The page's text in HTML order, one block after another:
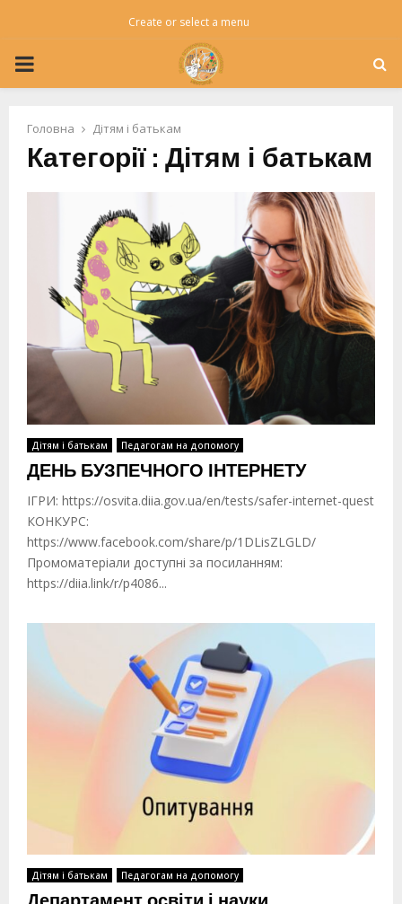
Create or select a menu
PRIMARY
Головна Дітям і батькам
Категорії : Дітям і батькам
Дітям і батькам Педагогам на допомогу
ДЕНЬ БУЗПЕЧНОГО ІНТЕРНЕТУ
ІГРИ: https://osvita.diia.gov.ua/en/tests/safer-internet-quest
КОНКУРС:
https://www.facebook.com/share/p/1DLisZLGLD/
Промоматеріали доступні за посиланням:
https://diia.link/r/p4086...
Дітям і батькам Педагогам на допомогу